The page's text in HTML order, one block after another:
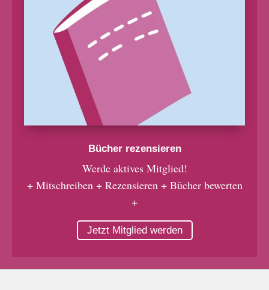
Bücher rezensieren
Werde aktives Mitglied!
+ Mitschreiben + Rezensieren + Bücher bewerten
+
Jetzt Mitglied werden